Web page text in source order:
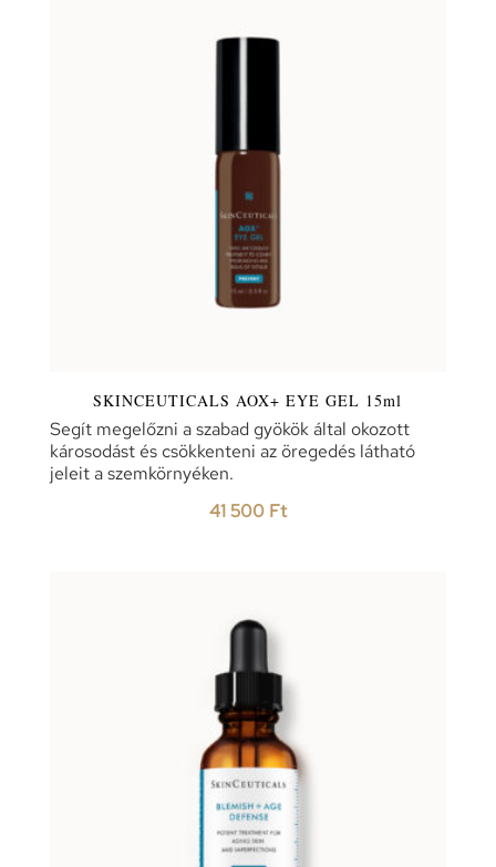
SKINCEUTICALS AOX+ EYE GEL 15ml
Segít megelőzni a szabad gyökök által okozott
károsodást és csökkenteni az öregedés látható
jeleit a szemkörnyéken.
41 500 Ft